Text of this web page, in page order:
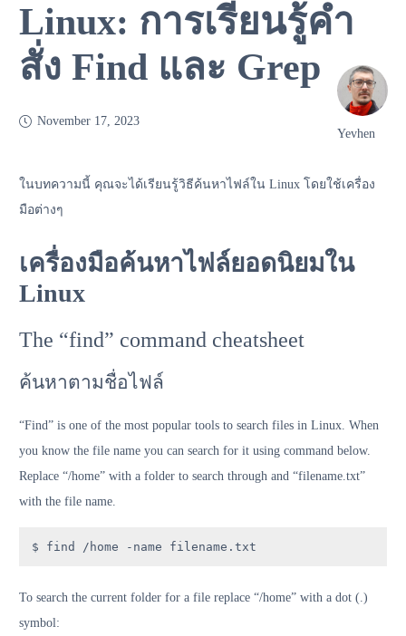
Linux: การเรียนรู้คำ
สั่ง Find และ Grep
November 17, 2023
Yevhen
ในบทความนี้ คุณจะได้เรียนรู้วิธีค้นหาไฟล์ใน Linux โดยใช้เครื่อง
มือต่างๆ
เครื่องมือค้นหาไฟล์ยอดนิยมใน
Linux
The “find” command cheatsheet
ค้นหาตามชื่อไฟล์
“Find” is one of the most popular tools to search files in Linux. When
you know the file name you can search for it using command below.
Replace “/home” with a folder to search through and “filename.txt”
with the file name.
$ find /home -name filename.txt
To search the current folder for a file replace “/home” with a dot (.)
symbol: